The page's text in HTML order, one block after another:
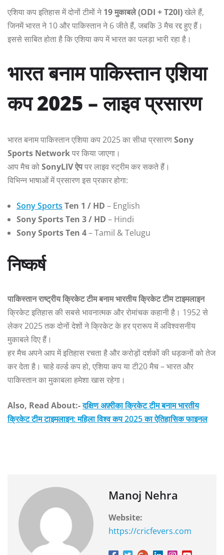
एशिया कप इतिहास में दोनों टीमों ने19 मुकाबले (ODI + T20I)खेले हैं,
जिनमें भारत ने 10 और पाकिस्तान ने 6 जीते हैं, जबकि 3 मैच रद्द हुए हैं।
इससे साबित होता है कि एशिया कप में भारत का पलड़ा भारी रहा है।
भारत बनाम पाकिस्तान एशिया
कप 2025 – लाइव प्रसारण
भारत बनाम पाकिस्तान एशिया कप 2025 का सीधा प्रसारणSony
Sports Networkपर किया जाएगा।
आप मैच कोSonyLIV ऐपपर लाइव स्ट्रीम कर सकते हैं।
विभिन्न भाषाओं में प्रसारण इस प्रकार होगा:
Sony Sports Ten 1 / HD – English
Sony Sports Ten 3 / HD – Hindi
Sony Sports Ten 4– Tamil & Telugu
निष्कर्ष
पाकिस्तान राष्ट्रीय क्रिकेट टीम बनाम भारतीय क्रिकेट टीम टाइमलाइन
क्रिकेट इतिहास की सबसे भावनात्मक और रोमांचक कहानी है। 1952 से
लेकर 2025 तक दोनों देशों ने क्रिकेट के हर प्रारूप में अविश्वसनीय
मुकाबले दिए हैं।
हर मैच अपने आप में इतिहास रचता है और करोड़ों दर्शकों की धड़कनों को तेज
कर देता है। चाहे वर्ल्ड कप हो, एशिया कप या टी20 मैच – भारत और
पाकिस्तान का मुकाबला हमेशा खास रहेगा।
Also, Read About:-दक्षिण अफ़्रीका क्रिकेट टीम बनाम भारतीय
क्रिकेट टीम टाइमलाइन: महिला विश्व कप 2025 का ऐतिहासिक फाइनल
Manoj Nehra
Website:
https://cricfevers.com